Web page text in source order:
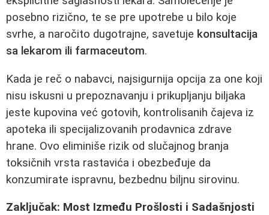
posebno rizično, te se pre upotrebe u bilo koje
svrhe, a naročito dugotrajne, savetuje konsultacija
sa lekarom ili farmaceutom.
Kada je reč o nabavci, najsigurnija opcija za one koji
nisu iskusni u prepoznavanju i prikupljanju biljaka
jeste kupovina već gotovih, kontrolisanih čajeva iz
apoteka ili specijalizovanih prodavnica zdrave
hrane. Ovo eliminiše rizik od slučajnog branja
toksičnih vrsta rastavića i obezbeđuje da
konzumirate ispravnu, bezbednu biljnu sirovinu.
Zaključak: Most Između Prošlosti i Sadašnjosti